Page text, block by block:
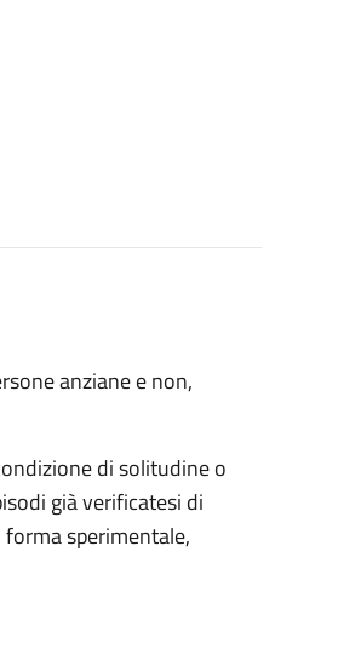
anziane e non,
di solitudine o
già verificatesi di
sperimentale,